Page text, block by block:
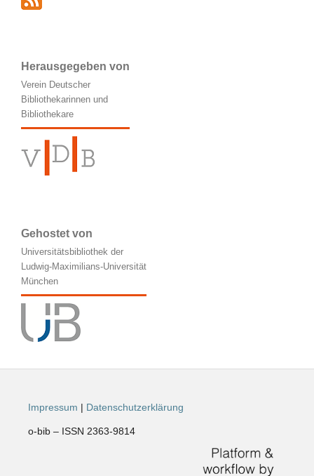
Herausgegeben von
Verein Deutscher
Bibliothekarinnen und
Bibliothekare
Gehostet von
Universitätsbibliothek der
Ludwig-Maximilians-Universität
München
Impressum | Datenschutzerklärung
o-bib – ISSN 2363-9814